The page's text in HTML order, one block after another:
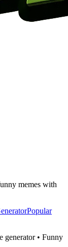
memes with
Popular
generator • Funny